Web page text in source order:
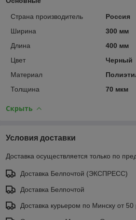
Страна производитель
Россия
Ширина
300 мм
Длина
400 мм
Цвет
Черный
Материал
Толщина
70 мкм
Скрыть
Условия доставки
Доставка осуществляется только по
Доставка Белпочтой (ЭКСПРЕСС)
Доставка Белпочтой
Доставка курьером по Минску от 50